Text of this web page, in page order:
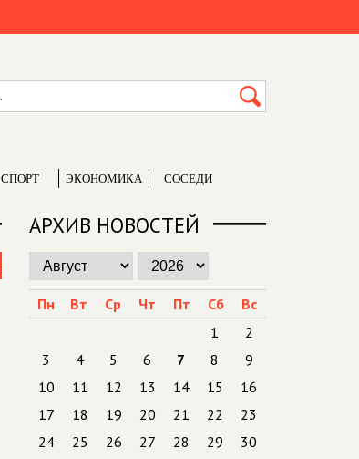
СПОРТ ЭКОНОМИКА СОСЕДИ
АРХИВ НОВОСТЕЙ
Пн Вт Ср Чт Пт Сб
Вс
1
2
3
4 5 6 7 8
9
10
11 12 13 14 15
16
17
18 19 20 21 22
23
24
25 26 27 28 29
30